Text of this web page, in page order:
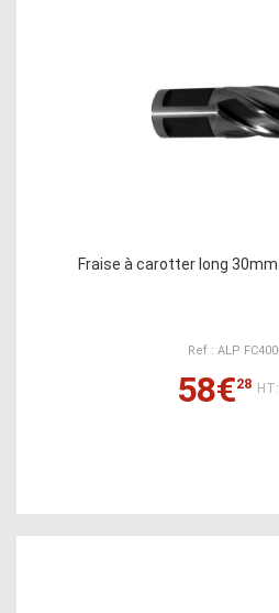
Fraise à carotter long
Ref : ALP
58€28